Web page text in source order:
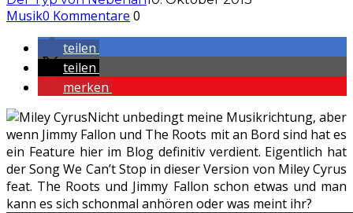
Musik0 Kommentare 0
teilen
teilen
merken
Nicht unbedingt meine Musikrichtung, aber
wenn Jimmy Fallon und The Roots mit an Bord sind hat es
ein Feature hier im Blog definitiv verdient. Eigentlich hat
der Song We Can’t Stop in dieser Version von Miley Cyrus
feat. The Roots und Jimmy Fallon schon etwas und man
kann es sich schonmal anhören oder was meint ihr?